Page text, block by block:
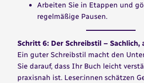
Arbeiten Sie in Etappen und
regelmäßige Pausen.
Schritt 6: Der Schreibstil – Sachlich,
Ein guter Schreibstil macht den
Sie darauf, dass Ihr Buch leicht
praxisnah ist. Leser:innen schätzen